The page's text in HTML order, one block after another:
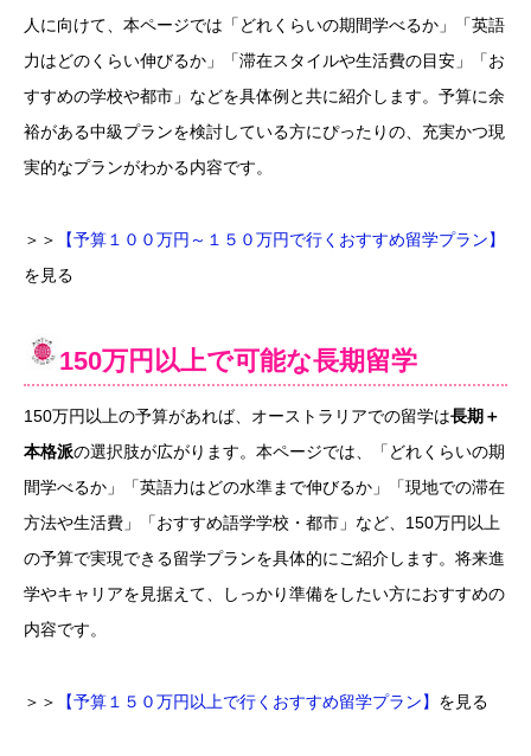
人に向けて、本ページでは「どれくらいの期間学べるか」「英語
力はどのくらい伸びるか」「滞在スタイルや生活費の目安」「お
すすめの学校や都市」などを具体例と共に紹介します。予算に余
裕がある中級プランを検討している方にぴったりの、充実かつ現
実的なプランがわかる内容です。
＞＞
【予算１００万円～１５０万円で行くおすすめ留学プラン】
を見る
150万円以上で可能な長期留学
150万円以上の予算があれば、オーストラリアでの留学は長期＋
本格派の選択肢が広がります。本ページでは、「どれくらいの期
間学べるか」「英語力はどの水準まで伸びるか」「現地での滞在
方法や生活費」「おすすめ語学学校・都市」など、150万円以上
の予算で実現できる留学プランを具体的にご紹介します。将来進
学やキャリアを見据えて、しっかり準備をしたい方におすすめの
内容です。
＞＞ 【予算１５０万円以上で行くおすすめ留学プラン】 を見る